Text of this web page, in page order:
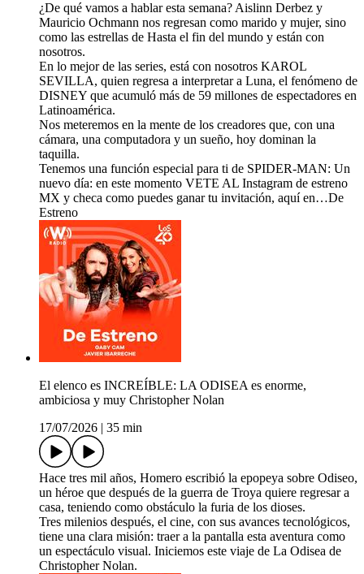
¿De qué vamos a hablar esta semana? Aislinn Derbez y
Mauricio Ochmann nos regresan como marido y mujer, sino
como las estrellas de Hasta el fin del mundo y están con
nosotros.
En lo mejor de las series, está con nosotros KAROL
SEVILLA, quien regresa a interpretar a Luna, el fenómeno de
DISNEY que acumuló más de 59 millones de espectadores en
Latinoamérica.
Nos meteremos en la mente de los creadores que, con una
cámara, una computadora y un sueño, hoy dominan la
taquilla.
Tenemos una función especial para ti de SPIDER-MAN: Un
nuevo día: en este momento VETE AL Instagram de estreno
MX y checa como puedes ganar tu invitación, aquí en…De
Estreno
El elenco es INCREÍBLE: LA ODISEA es enorme,
ambiciosa y muy Christopher Nolan
17/07/2026
35 min
Hace tres mil años, Homero escribió la epopeya sobre Odiseo,
un héroe que después de la guerra de Troya quiere regresar a
casa, teniendo como obstáculo la furia de los dioses.
Tres milenios después, el cine, con sus avances tecnológicos,
tiene una clara misión: traer a la pantalla esta aventura como
un espectáculo visual. Iniciemos este viaje de La Odisea de
Christopher Nolan.